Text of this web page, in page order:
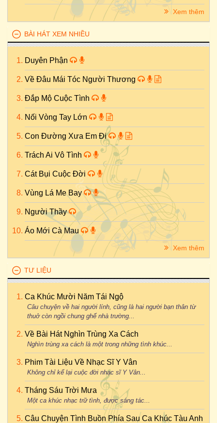
Xem thêm
BÀI HÁT XEM NHIỀU
Duyên Phận
Về Đâu Mái Tóc Người Thương
Đắp Mộ Cuộc Tình
Nối Vòng Tay Lớn
Con Đường Xưa Em Đi
Trách Ai Vô Tình
Cát Bụi Cuộc Đời
Vùng Lá Me Bay
Người Thầy
Áo Mới Cà Mau
Xem thêm
TƯ LIỆU
Ca Khúc Mười Năm Tái Ngộ
Câu chuyện về hai người lính, cũng là hai người bạn thân từ
thuở còn ngồi chung ghế nhà trường...
Về Bài Hát Nghìn Trùng Xa Cách
Nghìn trùng xa cách là một trong những tình khúc...
Phim Tài Liệu Về Nhạc Sĩ Y Vân
Không chỉ kể lại cuộc đời nhạc sĩ Y Vân...
Tháng Sáu Trời Mưa
Một ca khúc nhạc trữ tình, được sáng tác...
Câu Chuyện Tình Buồn Phía Sau Ca Khúc Tàu Anh